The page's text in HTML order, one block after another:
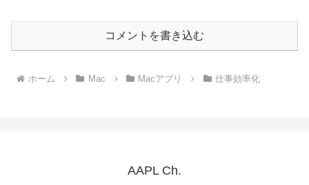
コメントを書き込む
ホーム Mac Macアプリ 仕事効率化
AAPL Ch.